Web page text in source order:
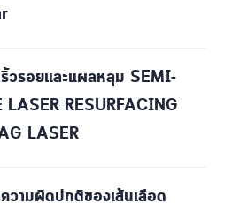
ริ้วรอยและแผลหลุม SEMI-
RESURFACING
LASER
ความผิดปกติของเส้นเลือด